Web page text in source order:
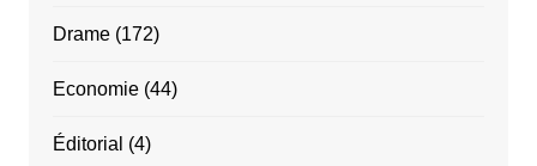
Drame(172)
Economie(44)
Éditorial (4)